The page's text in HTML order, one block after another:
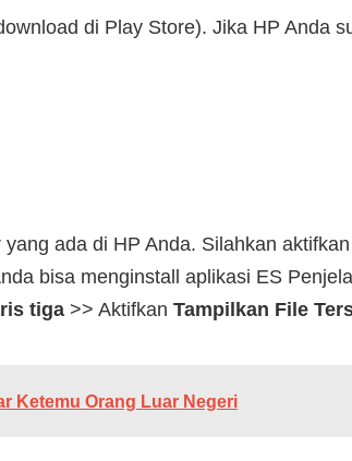
di Play Store). Jika HP Anda
ada di HP Anda. Silahkan
bisa menginstall aplikasi ES
tiga >> Aktifkan Tampilkan File
Ketemu Orang Luar Negeri